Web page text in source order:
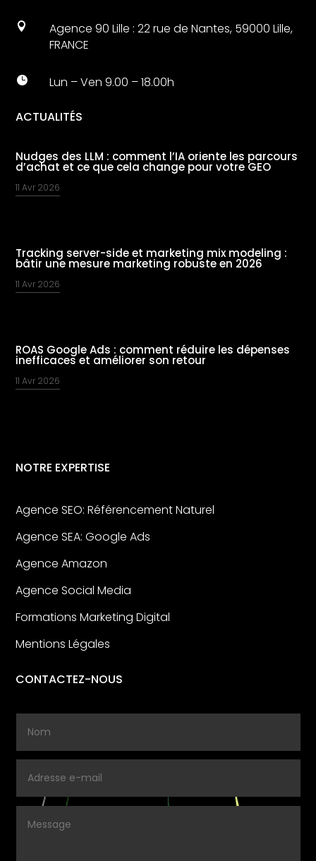

Agence 90 Lille : 22 rue de Nantes, 59000 Lille,
FRANCE
 Lun – Ven 9.00 – 18.00h
ACTUALITÉS
Nudges des LLM : comment l’IA oriente les parcours
d’achat et ce que cela change pour votre GEO
11 Avr 2026
Tracking server-side et marketing mix modeling :
bâtir une mesure marketing robuste en 2026
11 Avr 2026
ROAS Google Ads : comment réduire les dépenses
inefficaces et améliorer son retour
11 Avr 2026
NOTRE EXPERTISE
Agence SEO: Référencement Naturel
Agence SEA: Google Ads
Agence Amazon
Agence Social Media
Formations Marketing Digital
Mentions Légales
CONTACTEZ-NOUS